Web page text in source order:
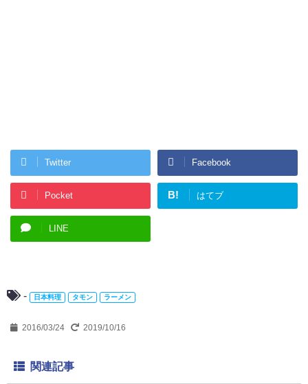
Twitter Facebook
Pocket B! はてブ
LINE
- 日本料理 タモン ラーメン
2016/03/24 2019/10/16
関連記事